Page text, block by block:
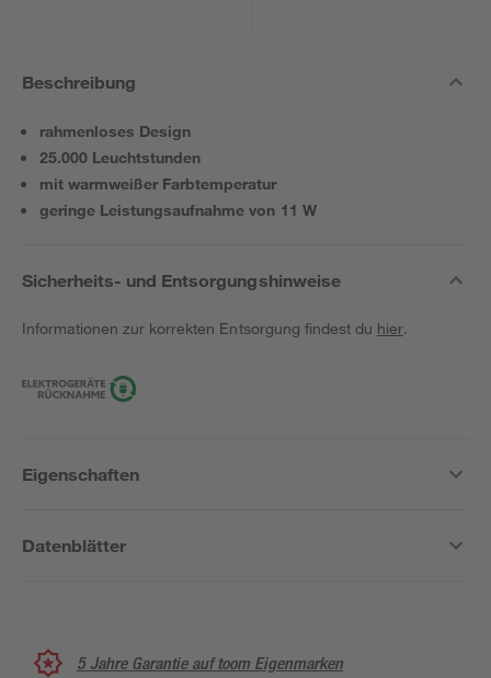
Beschreibung
rahmenloses Design
25.000 Leuchtstunden
mit warmweißer Farbtemperatur
geringe Leistungsaufnahme von 11 W
Sicherheits- und Entsorgungshinweise
Informationen zur korrekten Entsorgung findest du hier.
Eigenschaften
Datenblätter
5 Jahre Garantie auf toom Eigenmarken